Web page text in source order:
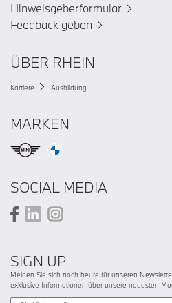
Hinweisgeberformular
Feedback geben
ÜBER RHEIN
Karriere Ausbildung
MARKEN
SOCIAL MEDIA
SIGN UP
Melden Sie sich noch heute für unseren
exklusive Informationen über unsere neuesten